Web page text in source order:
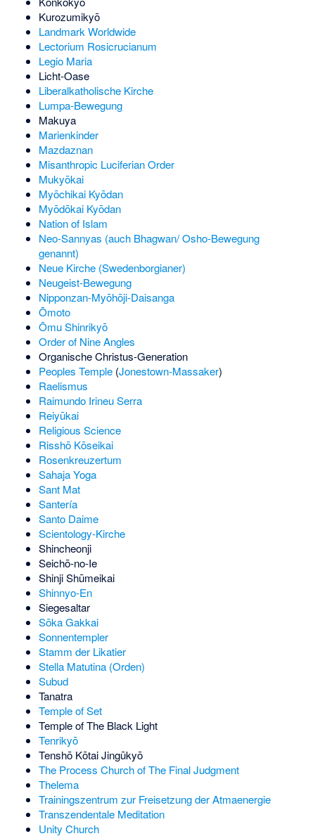
Kurozumikyō
Landmark Worldwide
Lectorium Rosicrucianum
Legio Maria
Licht-Oase
Liberalkatholische Kirche
Lumpa-Bewegung
Makuya
Marienkinder
Mazdaznan
Misanthropic Luciferian Order
Mukyōkai
Myōchikai Kyōdan
Myōdōkai Kyōdan
Nation of Islam
Neo-Sannyas (auch Bhagwan/ Osho-Bewegung
genannt)
Neue Kirche (Swedenborgianer)
Neugeist-Bewegung
Nipponzan-Myōhōji-Daisanga
Ōmoto
Ōmu Shinrikyō
Order of Nine Angles
Organische Christus-Generation
Peoples Temple(Jonestown-Massaker)
Raelismus
Raimundo Irineu Serra
Reiyūkai
Religious Science
Risshō Kōseikai
Rosenkreuzertum
Sahaja Yoga
Sant Mat
Santería
Santo Daime
Scientology-Kirche
Shincheonji
Seichō-no-Ie
Shinji Shūmeikai
Shinnyo-En
Siegesaltar
Sōka Gakkai
Sonnentempler
Stamm der Likatier
Stella Matutina (Orden)
Subud
Tanatra
Temple of Set
Temple of The Black Light
Tenrikyō
Tenshō Kōtai Jingūkyō
The Process Church of The Final Judgment
Thelema
Trainingszentrum zur Freisetzung der Atmaenergie
Transzendentale Meditation
Unity Church